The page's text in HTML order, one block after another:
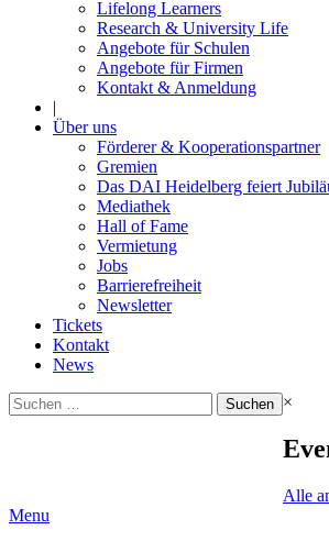
Lifelong Learners
Research & University Life
Angebote für Schulen
Angebote für Firmen
Kontakt & Anmeldung
|
Über uns
Förderer & Kooperationspartner
Gremien
Das DAI Heidelberg feiert
Mediathek
Hall of Fame
Vermietung
Jobs
Barrierefreiheit
Newsletter
Tickets
Kontakt
News
Suchen
nach:
×
Alle
Menu